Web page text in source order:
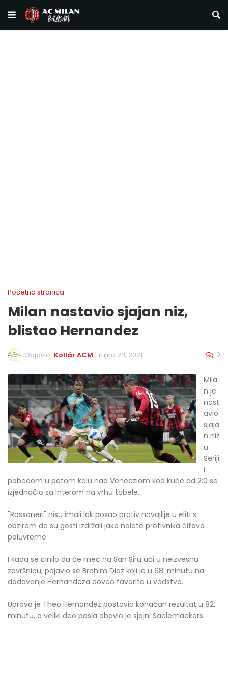
Početna stranica
Milan nastavio sjajan niz,
blistao Hernandez
Objavio: Kollár ACM | rujna 23, 2021 0
Mila
n je
nast
avio
sjaja
n niz
u
Seriji
i
pobedom u petom kolu nad Venecziom kod kuće od 2:0 se
izjednačio sa Interom na vrhu tabele.
"Rossoneri" nisu imali lak posao protiv novajlije u eliti s
obzirom da su gosti izdržali jake nalete protivnika čitavo
poluvreme.
I kada se činilo da će meč na San Siru ući u neizvesnu
završnicu, pojavio se Brahim Diaz koji je u 68. minutu na
dodavanje Hernandeza doveo favorita u vođstvo.
Upravo je Theo Hernandez postavio konačan rezultat u 82.
minutu, a veliki deo posla obavio je sjajni Saelemaekers.